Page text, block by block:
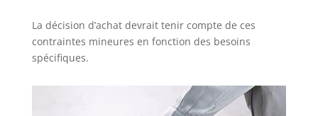
La décision d’achat devrait tenir compte de ces
contraintes mineures en fonction des besoins
spécifiques.